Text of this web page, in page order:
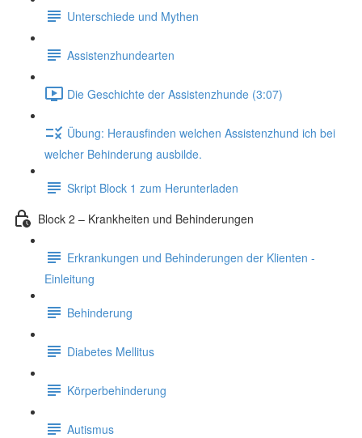
Unterschiede und Mythen
Assistenzhundearten
Die Geschichte der Assistenzhunde (3:07)
Übung: Herausfinden welchen Assistenzhund ich bei
welcher Behinderung ausbilde.
Skript Block 1 zum Herunterladen
Block 2 – Krankheiten und Behinderungen
Erkrankungen und Behinderungen der Klienten -
Einleitung
Behinderung
Diabetes Mellitus
Körperbehinderung
Autismus